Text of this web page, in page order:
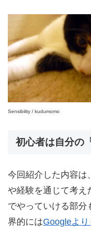
Sensibility / kudumomo
初心者は自分の
今回紹介した内容は
や経験を通じて考え
でやっていける部分
界的にはGoogleよ